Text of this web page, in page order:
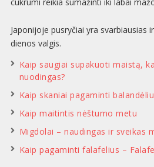
cukrumi reikia sumažinti iki labai
Japonijoje pusryčiai yra svarbiausias
dienos valgis.
Kaip saugiai supakuoti maistą,
nuodingas?
Kaip skaniai pagaminti
Kaip maitintis nėštumo metu
Migdolai – naudingas ir sveikas
Kaip pagaminti falafelius –